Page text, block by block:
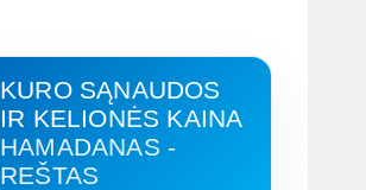
KURO SĄNAUDOS
IR KELIONĖS KAINA
HAMADANAS -
REŠTAS